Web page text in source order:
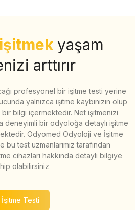
işitmek yaşam
arttırır
profesyonel bir işitme testi yerine
yalnızca işitme kaybınızın olup
bir bilgi içermektedir. Net işitmenizi
deneyimli bir odyoloğa detaylı işitme
Odyomed Odyoloji ve İşitme
bu test uzmanlarımız tarafından
cihazları hakkında detaylı bilgiye
olabilirsiniz
İşitme Testi